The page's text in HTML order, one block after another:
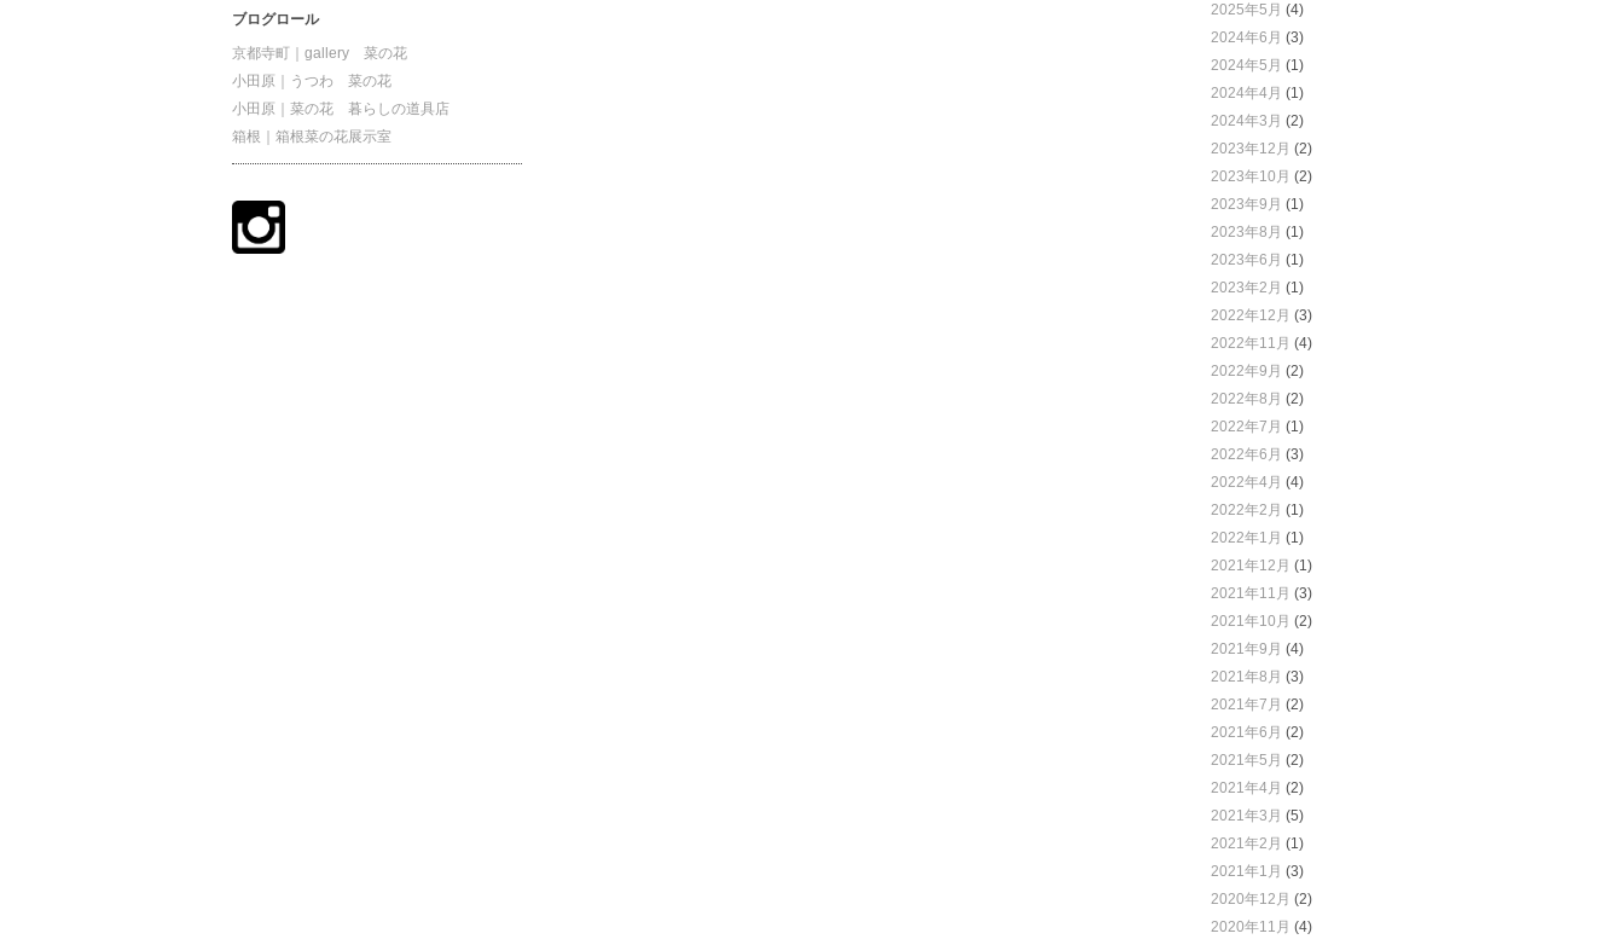
ブログロール
京都寺町｜gallery 菜の花
小田原｜うつわ 菜の花
小田原｜菜の花 暮らしの道具店
箱根｜箱根菜の花展示室
2025年5月 (4)
2024年6月 (3)
2024年5月 (1)
2024年4月 (1)
2024年3月 (2)
2023年12月 (2)
2023年10月 (2)
2023年9月 (1)
2023年8月 (1)
2023年6月 (1)
2023年2月 (1)
2022年12月 (3)
2022年11月 (4)
2022年9月 (2)
2022年8月 (2)
2022年7月 (1)
2022年6月 (3)
2022年4月 (4)
2022年2月 (1)
2022年1月 (1)
2021年12月 (1)
2021年11月 (3)
2021年10月 (2)
2021年9月 (4)
2021年8月 (3)
2021年7月 (2)
2021年6月 (2)
2021年5月 (2)
2021年4月 (2)
2021年3月 (5)
2021年2月 (1)
2021年1月 (3)
2020年12月 (2)
2020年11月 (4)